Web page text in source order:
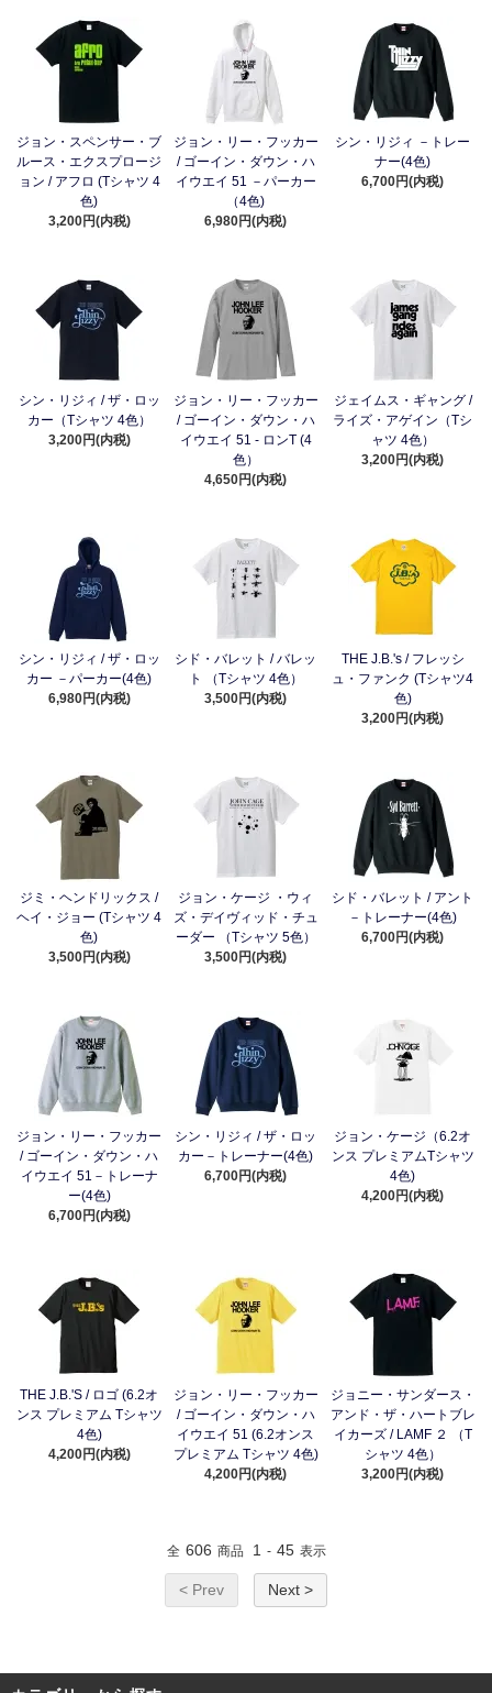
ジョン・スペンサー・ブ
ルース・エクスプロージ
ョン / アフロ (Tシャツ 4
色)
3,200円(内税)
ジョン・リー・フッカー
/ ゴーイン・ダウン・ハ
イウエイ 51 －パーカー
（4色)
6,980円(内税)
シン・リジィ －トレー
ナー(4色)
6,700円(内税)
シン・リジィ / ザ・ロッ
カー（Tシャツ 4色）
3,200円(内税)
ジョン・リー・フッカー
/ ゴーイン・ダウン・ハ
イウエイ 51 - ロンT (4
色）
4,650円(内税)
ジェイムス・ギャング /
ライズ・アゲイン（Tシ
ャツ 4色）
3,200円(内税)
シン・リジィ / ザ・ロッ
カー －パーカー(4色)
6,980円(内税)
シド・バレット / バレッ
ト （Tシャツ 4色）
3,500円(内税)
THE J.B.'s / フレッシ
ュ・ファンク (Tシャツ4
色)
3,200円(内税)
ジミ・ヘンドリックス /
ヘイ・ジョー (Tシャツ 4
色)
3,500円(内税)
ジョン・ケージ ・ウィ
ズ・デイヴィッド・チュ
ーダー （Tシャツ 5色）
3,500円(内税)
シド・バレット / アント
－トレーナー(4色)
6,700円(内税)
ジョン・リー・フッカー
/ ゴーイン・ダウン・ハ
イウエイ 51－トレーナ
ー(4色)
6,700円(内税)
シン・リジィ / ザ・ロッ
カー－トレーナー(4色)
6,700円(内税)
ジョン・ケージ（6.2オ
ンス プレミアムTシャツ
4色)
4,200円(内税)
THE J.B.'S / ロゴ (6.2オ
ンス プレミアム Tシャツ
4色)
4,200円(内税)
ジョン・リー・フッカー
/ ゴーイン・ダウン・ハ
イウエイ 51 (6.2オンス
プレミアム Tシャツ 4色)
4,200円(内税)
ジョニー・サンダース・
アンド・ザ・ハートブレ
イカーズ / LAMF ２ （T
シャツ 4色）
3,200円(内税)
全 606 商品 1 - 45 表示
< Prev Next >